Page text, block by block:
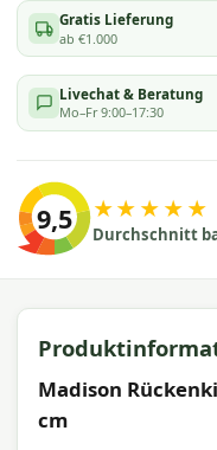
Gratis Lieferung
ab €1.000
Livechat & Beratung
Mo–Fr 9:00–17:30
9,5 ★★★★★
Durchschnitt
Madison
cm